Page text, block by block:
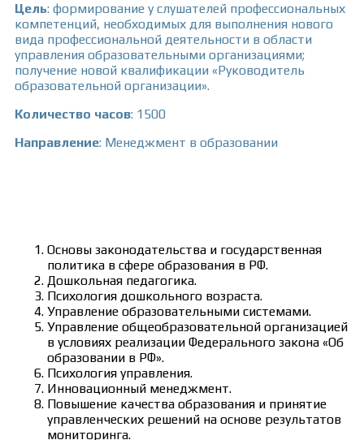
Цель: формирование у слушателей профессиональных
компетенций, необходимых для выполнения нового
вида профессиональной деятельности в области
управления образовательными организациями;
получение новой квалификации «Руководитель
образовательной организации».
Количество часов: 1500
Направление: Менеджмент в образовании
Основы законодательства и государственная
политика в сфере образования в РФ.
Дошкольная педагогика.
Психология дошкольного возраста.
Управление образовательными системами.
Управление общеобразовательной организацией
в условиях реализации Федерального закона «Об
образовании в РФ».
Психология управления.
Инновационный менеджмент.
Повышение качества образования и принятие
управленческих решений на основе результатов
мониторинга.